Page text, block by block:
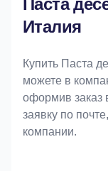
Паста
Италия
Купить Паста
можете в
оформив заказ
заявку по
компании.